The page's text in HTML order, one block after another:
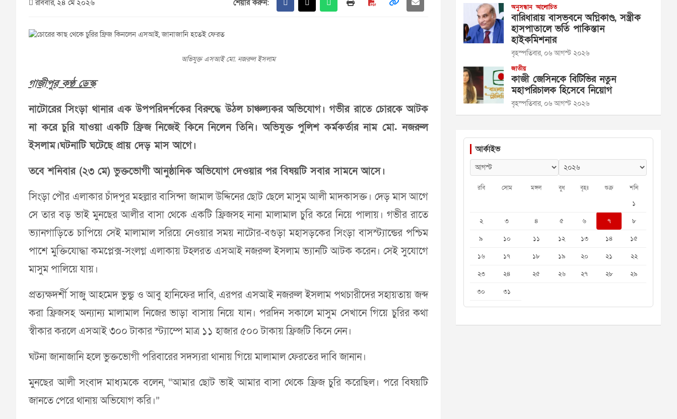
রবিবার, ২৪ মে ২০২৬ শেয়ার করুন:
অভিযুক্ত এসআই মো. নজরুল ইসলাম
গাজীপুর কণ্ঠ ডেস্ক
নাটোরের সিংড়া থানার এক উপপরিদর্শকের বিরুদ্ধে উঠল চাঞ্চল্যকর অভিযোগ। গভীর রাতে চোরকে আটক
না করে চুরি যাওয়া একটি ফ্রিজ নিজেই কিনে নিলেন তিনি। অভিযুক্ত পুলিশ কর্মকর্তার নাম মো. নজরুল
ইসলাম।ঘটনাটি ঘটেছে প্রায় দেড় মাস আগে।
তবে শনিবার (২৩ মে) ভুক্তভোগী আনুষ্ঠানিক অভিযোগ দেওয়ার পর বিষয়টি সবার সামনে আসে।
সিংড়া পৌর এলাকার চাঁদপুর মহল্লার বাসিন্দা জামাল উদ্দিনের ছোট ছেলে মাসুম আলী মাদকাসক্ত। দেড় মাস আগে
সে তার বড় ভাই মুনছের আলীর বাসা থেকে একটি ফ্রিজসহ নানা মালামাল চুরি করে নিয়ে পালায়। গভীর রাতে
ভ্যানগাড়িতে চাপিয়ে সেই মালামাল সরিয়ে নেওয়ার সময় নাটোর-বগুড়া মহাসড়কের সিংড়া বাসস্ট্যান্ডের পশ্চিম
পাশে মুক্তিযোদ্ধা কমপ্লেক্স-সংলগ্ন এলাকায় টহলরত এসআই নজরুল ইসলাম ভ্যানটি আটক করেন। সেই সুযোগে
মাসুম পালিয়ে যায়।
প্রত্যক্ষদর্শী সাজু আহমেদ ভুন্ডু ও আবু হানিফের দাবি, এরপর এসআই নজরুল ইসলাম পথচারীদের সহায়তায় জব্দ
করা ফ্রিজসহ অন্যান্য মালামাল নিজের ভাড়া বাসায় নিয়ে যান। পরদিন সকালে মাসুম সেখানে গিয়ে চুরির কথা
স্বীকার করলে এসআই ৩০০ টাকার স্ট্যাম্পে মাত্র ১১ হাজার ৫০০ টাকায় ফ্রিজটি কিনে নেন।
ঘটনা জানাজানি হলে ভুক্তভোগী পরিবারের সদস্যরা থানায় গিয়ে মালামাল ফেরতের দাবি জানান।
মুনছের আলী সংবাদ মাধ্যমকে বলেন, “আমার ছোট ভাই আমার বাসা থেকে ফ্রিজ চুরি করেছিল। পরে বিষয়টি
জানতে পেরে থানায় অভিযোগ করি।”
অনুসন্ধান আলোচিত
বারিধারায় বাসভবনে অগ্নিকাণ্ড, সস্ত্রীক
হাসপাতালে ভর্তি পাকিস্তান
হাইকমিশনার
বৃহস্পতিবার, ০৬ আগস্ট ২০২৬
জাতীয়
কাজী জেসিনকে বিটিভির নতুন
মহাপরিচালক হিসেবে নিয়োগ
বৃহস্পতিবার, ০৬ আগস্ট ২০২৬
আর্কাইভ
রবি সোম মঙ্গল বুধ বৃহঃ শুক্র শনি
১
২
৩ ৪ ৫ ৬ ৭
৮
৯
১০ ১১ ১২ ১৩ ১৪
১৫
১৬
১৭ ১৮ ১৯ ২০ ২১
২২
২৩
২৪ ২৫ ২৬ ২৭ ২৮
২৯
৩০
৩১